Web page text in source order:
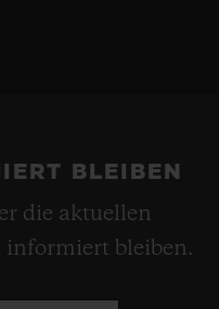
und
BLEIBEN
die aktuellen
bleiben.